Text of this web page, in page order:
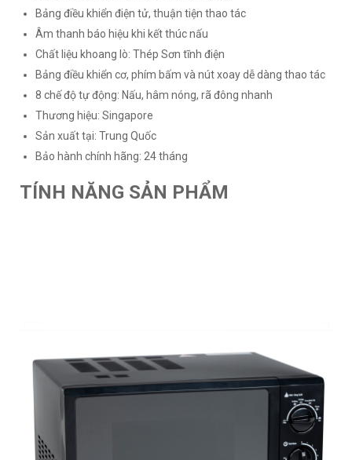
Bảng điều khiển điện tử, thuận tiện thao tác
Âm thanh báo hiệu khi kết thúc nấu
Chất liệu khoang lò: Thép Sơn tĩnh điện
Bảng điều khiển cơ, phím bấm và nút xoay dễ dàng thao tác
8 chế độ tự động: Nấu, hâm nóng, rã đông nhanh
Thương hiệu: Singapore
Sản xuất tại: Trung Quốc
Bảo hành chính hãng: 24 tháng
TÍNH NĂNG SẢN PHẨM